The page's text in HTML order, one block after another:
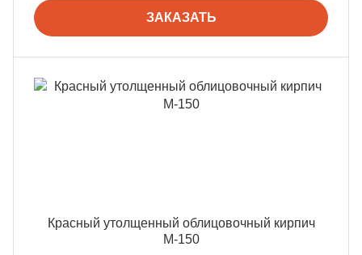
ЗАКАЗАТЬ
Красный утолщенный облицовочный кирпич
М-150